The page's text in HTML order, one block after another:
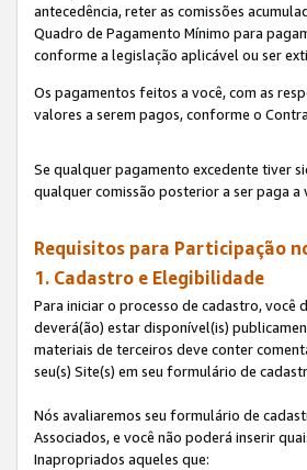
antecedência, reter as comissões
Quadro de Pagamento Mínimo para
conforme a legislação aplicável ou ser
Os pagamentos feitos a você, com as
valores a serem pagos, conforme o
Se qualquer pagamento excedente tiver
qualquer comissão posterior a ser paga
Requisitos para Participação
1. Cadastro e Elegibilidade
Para iniciar o processo de cadastro,
deverá(ão) estar disponível(is)
materiais de terceiros deve conter
seu(s) Site(s) em seu formulário de
Nós avaliaremos seu formulário de
Associados, e você não poderá inserir
Inapropriados aqueles que: